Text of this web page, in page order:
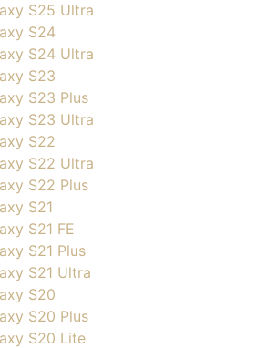
S25 Ultra
S24
S24 Ultra
S23
S23 Plus
S23 Ultra
S22
S22 Ultra
S22 Plus
S21
S21 FE
S21 Plus
S21 Ultra
S20
S20 Plus
S20 Lite